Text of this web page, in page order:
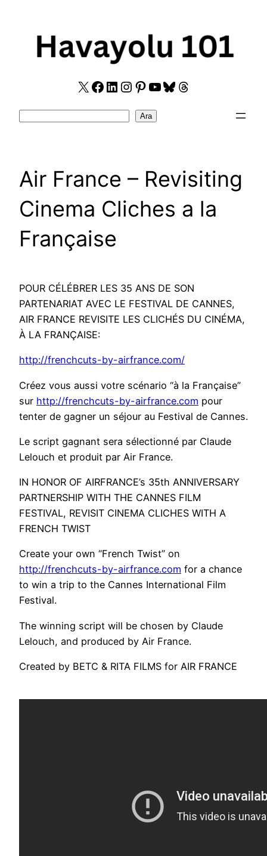
X Facebook
LinkedIn
Instagram
Pinterest
YouTube
Bluesky
Threads
Ara
Air France – Revisiting
Cinema Cliches a la
Française
POUR CÉLÉBRER LES 35 ANS DE SON
PARTENARIAT AVEC LE FESTIVAL DE CANNES,
AIR FRANCE REVISITE LES CLICHÉS DU CINÉMA,
À LA FRANÇAISE:
http://frenchcuts-by-airfrance.com/
Créez vous aussi votre scénario “à la Française”
sur http://frenchcuts-by-airfrance.com pour
tenter de gagner un séjour au Festival de Cannes.
Le script gagnant sera sélectionné par Claude
Lelouch et produit par Air France.
IN HONOR OF AIRFRANCE’s 35th ANNIVERSARY
PARTNERSHIP WITH THE CANNES FILM
FESTIVAL, REVISIT CINEMA CLICHES WITH A
FRENCH TWIST
Create your own “French Twist” on
http://frenchcuts-by-airfrance.com for a chance
to win a trip to the Cannes International Film
Festival.
The winning script will be chosen by Claude
Lelouch, and produced by Air France.
Created by BETC & RITA FILMS for AIR FRANCE